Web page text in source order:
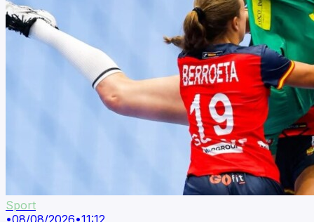
Sport
•08/08/2026•11:12